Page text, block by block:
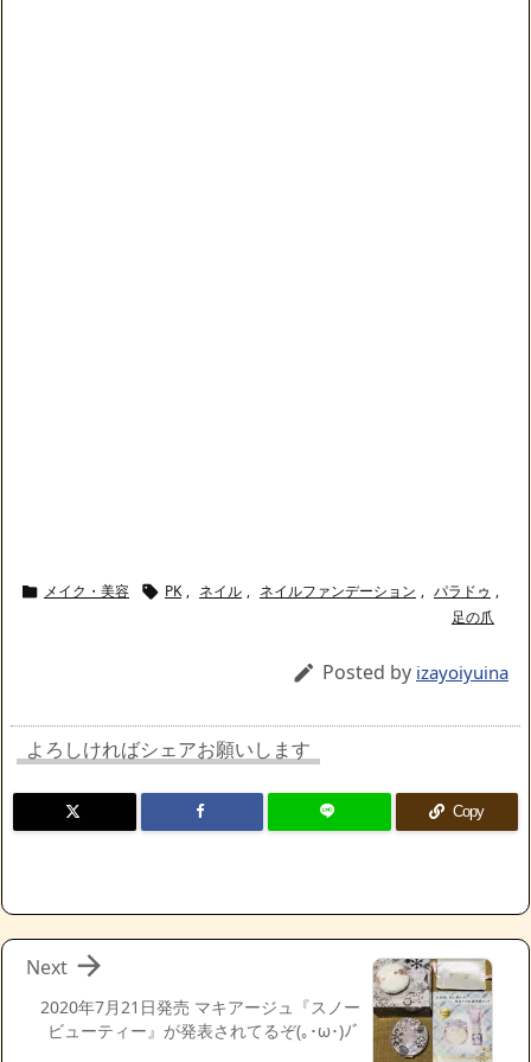
 メイク・美容  PK , ネイル , ネイルファンデーション , パラドゥ ,
足の爪
 Posted by izayoiyuina
よろしければシェアお願いします
Copy
2020年7月21日発売 マキアージュ『スノー
ビューティー』が発表されてるぞ(｡･ω･)ﾉﾞ

Next